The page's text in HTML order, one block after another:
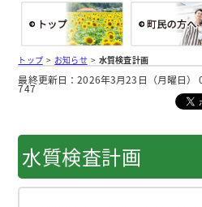
総合トップ
トップ> お知らせ>水質検査計画
最終更新日：2026年3月23日（月曜日
747
水質検査計画